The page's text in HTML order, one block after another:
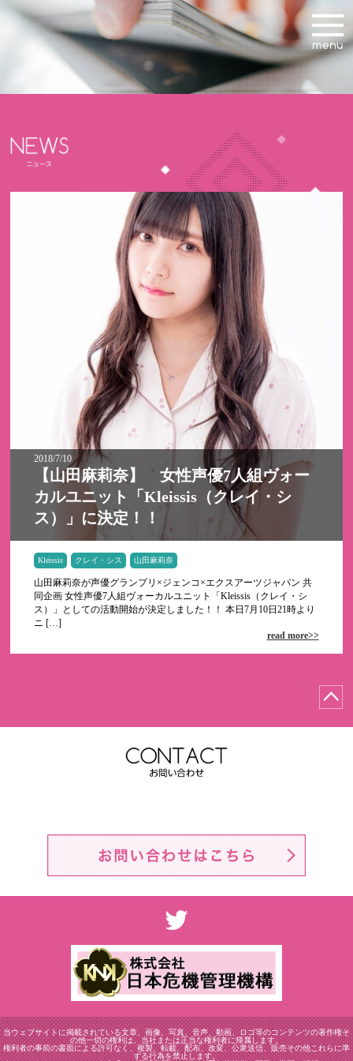
2018/7/10
【山田麻莉奈】 女性声優7人組ヴォー
カルユニット「Kleissis（クレイ・シ
ス）」に決定！！
Kleissis クレイ・シス 山田麻莉奈
山田麻莉奈が声優グランプリ×ジェンコ×エクスアーツジャパン 共
同企画 女性声優7人組ヴォーカルユニット「Kleissis（クレイ・シ
ス）」としての活動開始が決定しました！！ 本日7月10日21時より
ニ […]
read more>>
当ウェブサイトに掲載されている文章、画像、写真、音声、動画、ロゴ等のコンテンツの著作権そ
の他一切の権利は、当社または正当な権利者に帰属します。
権利者の事前の書面による許可なく、複製、転載、配布、改変、公衆送信、販売その他これらに準
ずる行為を禁止します。